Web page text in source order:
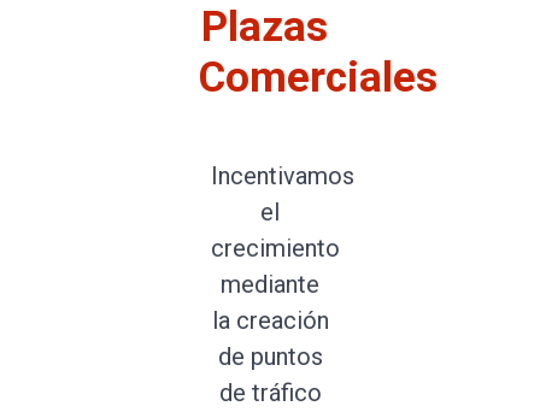
Plazas ​
Comerciales
Incentivamos
el
crecimiento
mediante
la creación
de puntos
de tráfico